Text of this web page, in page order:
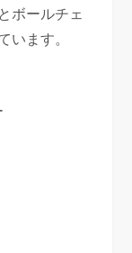
ボールチェ
います。